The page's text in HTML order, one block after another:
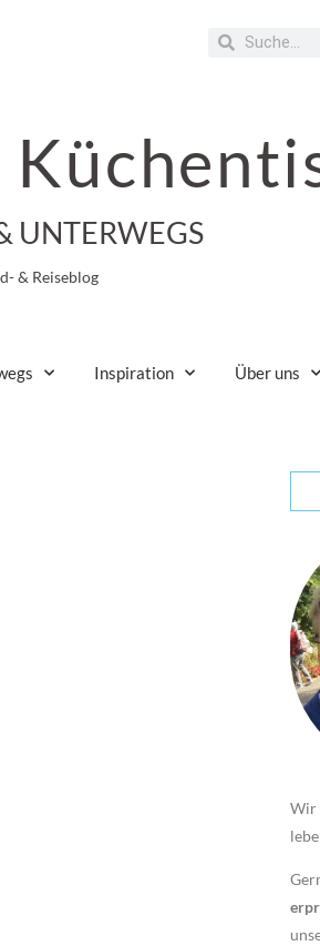
UNTERWEGS
& Reiseblog
Inspiration Über uns
Wir